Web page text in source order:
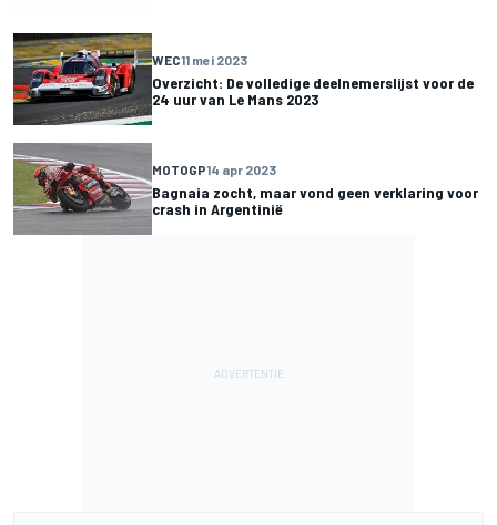
WEC11 mei 2023
Overzicht: De volledige deelnemerslijst voor de
24 uur van Le Mans 2023
MOTOGP14 apr 2023
Bagnaia zocht, maar vond geen verklaring voor
crash in Argentinië